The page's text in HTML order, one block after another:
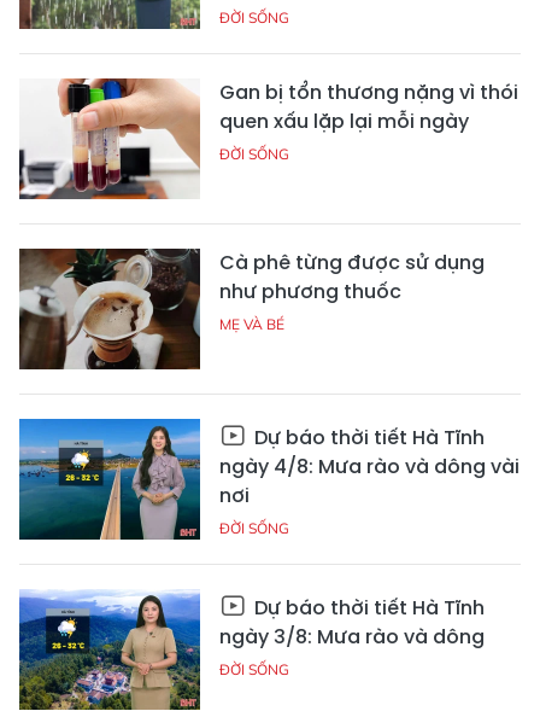
ĐỜI SỐNG
Gan bị tổn thương nặng vì thói
quen xấu lặp lại mỗi ngày
ĐỜI SỐNG
Cà phê từng được sử dụng
như phương thuốc
MẸ VÀ BÉ
Dự báo thời tiết Hà Tĩnh
ngày 4/8: Mưa rào và dông vài
nơi
ĐỜI SỐNG
Dự báo thời tiết Hà Tĩnh
ngày 3/8: Mưa rào và dông
ĐỜI SỐNG